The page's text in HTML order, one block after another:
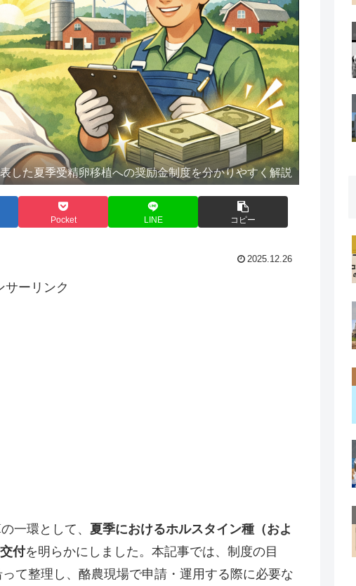
した夏季受精卵移植への奨励金制度を分かりやすく解説
Pocket LINE コピー
2025.12.26
サーリンク
一環として、 夏季におけるホルスタイン種（およ
付を明らかにしました。本記事では、制度の目
て整理し、酪農現場で申請・運用する際に必要な